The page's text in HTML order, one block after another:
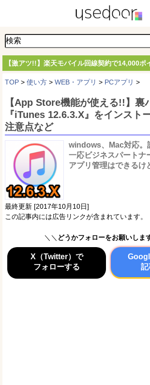
【激アツ!!】楽天モバイル回線契約で14,000ポ
TOP > 使い方 > WEB・アプリ > PCアプリ >
【App Store機能が使える!!】裏
『iTunes 12.6.3.X』をインスト
注意点など
windows、Mac対応。
一応ビジネスパートナ
アプリ管理はできる
最終更新 [2017年10月10日]
この記事内には広告リンクが含まれています。
＼＼ どうかフォローをお願いしま
X（Twitter）で
フォローする
記